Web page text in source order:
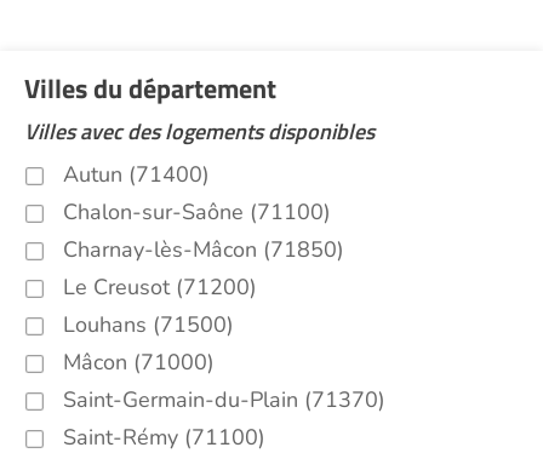
Villes du département
Villes avec des logements disponibles
Autun (71400)
Chalon-sur-Saône (71100)
Charnay-lès-Mâcon (71850)
Le Creusot (71200)
Louhans (71500)
Mâcon (71000)
Saint-Germain-du-Plain (71370)
Saint-Rémy (71100)